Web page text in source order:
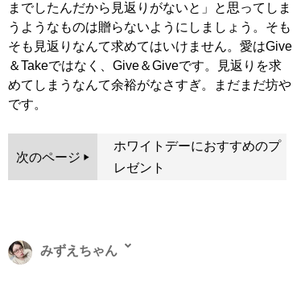
までしたんだから見返りがないと」と思ってしま
うようなものは贈らないようにしましょう。そも
そも見返りなんて求めてはいけません。愛はGive
＆Takeではなく、Give＆Giveです。見返りを求
めてしまうなんて余裕がなさすぎ。まだまだ坊や
です。
次のページ
ホワイトデーにおすすめのプ
レゼント
みずえちゃん